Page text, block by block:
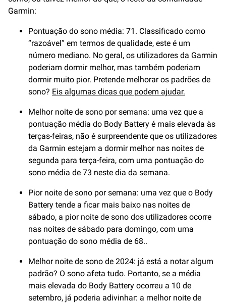
Garmin:
Pontuação do sono média: 71. Classificado como
“razoável” em termos de qualidade, este é um
número mediano. No geral, os utilizadores da Garmin
poderiam dormir melhor, mas também poderiam
dormir muito pior. Pretende melhorar os padrões de
sono? Eis algumas dicas que podem ajudar.
Melhor noite de sono por semana: uma vez que a
pontuação média do Body Battery é mais elevada às
terças-feiras, não é surpreendente que os utilizadores
da Garmin estejam a dormir melhor nas noites de
segunda para terça-feira, com uma pontuação do
sono média de 73 neste dia da semana.
Pior noite de sono por semana: uma vez que o Body
Battery tende a ficar mais baixo nas noites de
sábado, a pior noite de sono dos utilizadores ocorre
nas noites de sábado para domingo, com uma
pontuação do sono média de 68..
Melhor noite de sono de 2024: já está a notar algum
padrão? O sono afeta tudo. Portanto, se a média
mais elevada do Body Battery ocorreu a 10 de
setembro, já poderia adivinhar: a melhor noite de